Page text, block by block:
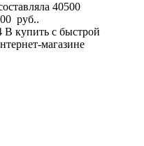
40500
руб..
купить с быстрой
магазине